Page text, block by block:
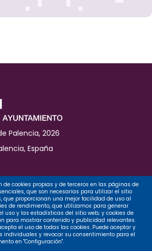
Palencia, 2026
España
de cookies propias y de terceros en las páginas de
que son necesarias para utilizar el sitio
que proporcionan una mejor facilidad de uso al
de rendimiento, que utilizamos para generar
uso y las estadísticas del sitio web; y cookies de
para mostrar contenido y publicidad relevantes.
acepta el uso de todas las cookies. Puede aceptar y
individuales y revocar su consentimiento para el
en "Configuración".